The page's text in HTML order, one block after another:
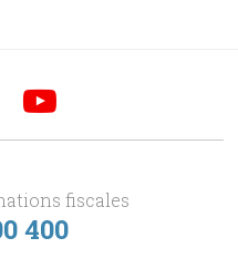
fiscales
400